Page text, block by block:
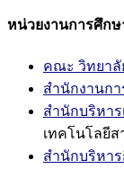
หน่วยงานการศึกษ
คณะ วิทยาลั
สำนักงานกา
สำนักบริหา
เทคโนโลยีส
สำนักบริหา